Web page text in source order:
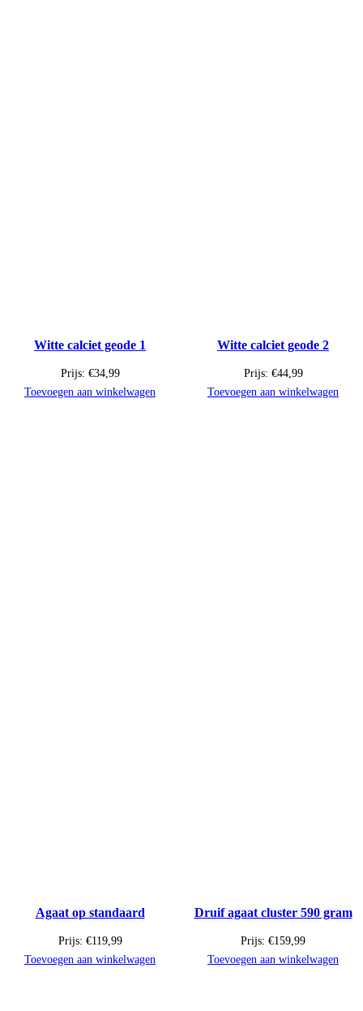
Witte calciet geode 1
Prijs: €34,99
Toevoegen aan winkelwagen
Witte calciet geode 2
Prijs: €44,99
Toevoegen aan winkelwagen
Agaat op standaard
Prijs: €119,99
Toevoegen aan winkelwagen
Druif agaat cluster 590 gram
Prijs: €159,99
Toevoegen aan winkelwagen